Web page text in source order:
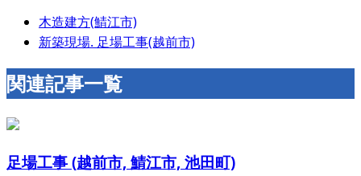
木造建方(鯖江市)
新築現場. 足場工事(越前市)
関連記事一覧
足場工事 (越前市, 鯖江市, 池田町)